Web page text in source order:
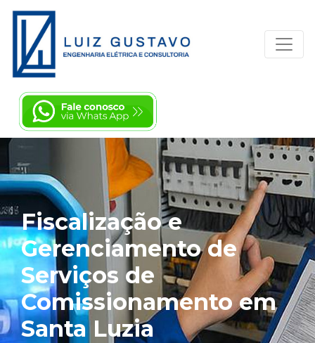
Fiscalização e
Gerenciamento de
Serviços de
Comissionamento em
Santa Luzia